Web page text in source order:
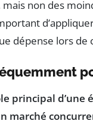
non des
dépense lors
principal
marché